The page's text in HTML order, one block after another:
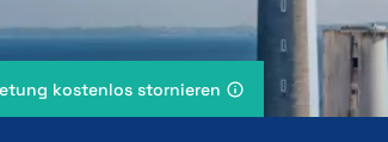
kostenlos stornieren